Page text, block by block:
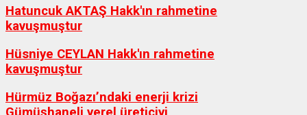
Hatuncuk AKTAŞ Hakk'ın rahmetine
kavuşmuştur
Hüsniye CEYLAN Hakk'ın rahmetine
kavuşmuştur
Hürmüz Boğazı’ndaki enerji krizi